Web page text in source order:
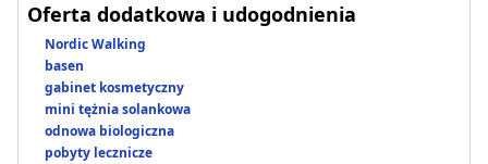
Oferta dodatkowa i udogodnienia
Nordic Walking
basen
gabinet kosmetyczny
mini tężnia solankowa
odnowa biologiczna
pobyty lecznicze